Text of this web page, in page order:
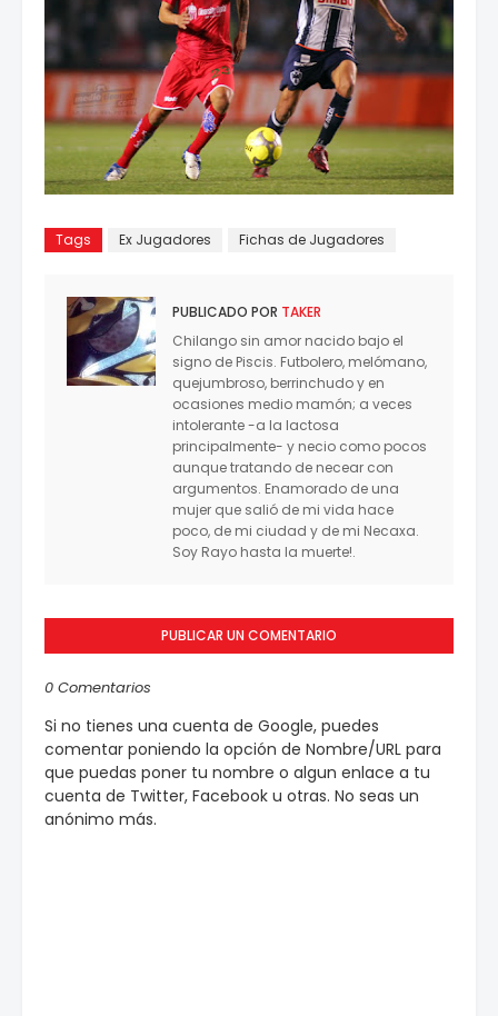
Tags Ex Jugadores Fichas de Jugadores
PUBLICADO POR TAKER
Chilango sin amor nacido bajo el
signo de Piscis. Futbolero, melómano,
quejumbroso, berrinchudo y en
ocasiones medio mamón; a veces
intolerante -a la lactosa
principalmente- y necio como pocos
aunque tratando de necear con
argumentos. Enamorado de una
mujer que salió de mi vida hace
poco, de mi ciudad y de mi Necaxa.
Soy Rayo hasta la muerte!.
PUBLICAR UN COMENTARIO
0 Comentarios
Si no tienes una cuenta de Google, puedes
comentar poniendo la opción de Nombre/URL para
que puedas poner tu nombre o algun enlace a tu
cuenta de Twitter, Facebook u otras. No seas un
anónimo más.